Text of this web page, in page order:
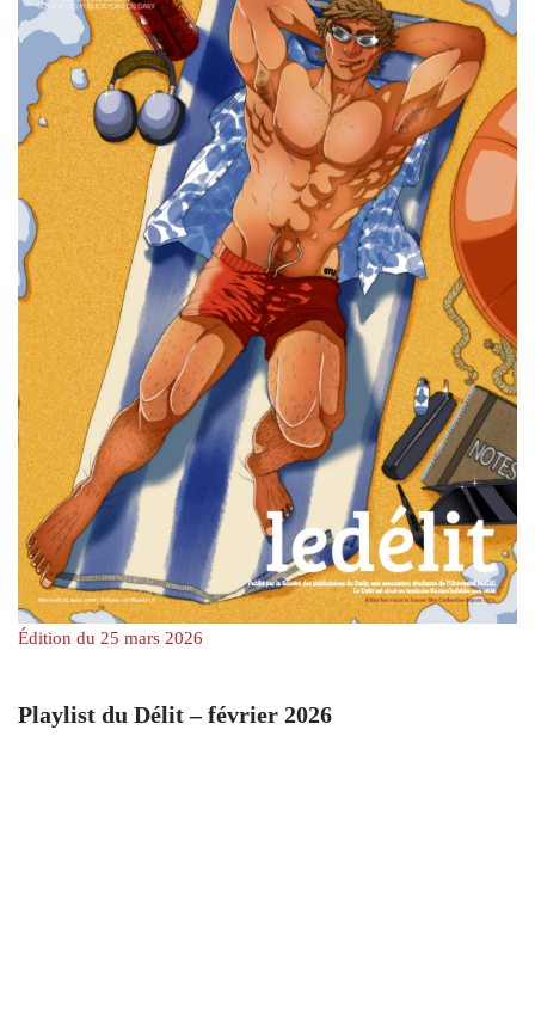
Édition du 25 mars 2026
Playlist du Délit – février 2026